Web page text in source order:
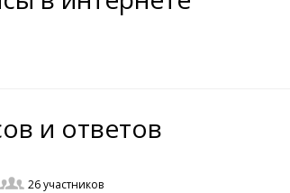
и ответов
26участников